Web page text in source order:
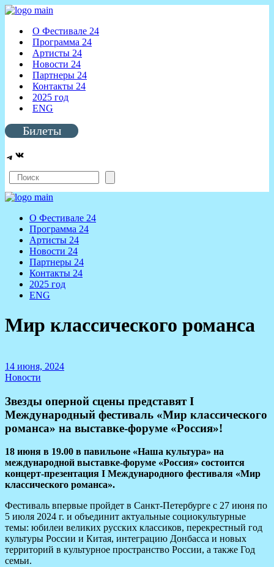
О Фестивале 24
Программа 24
Артисты 24
Новости 24
Партнеры 24
Контакты 24
2025 год
ENG
Билеты
Telegram
ВКонтакте
Поиск
О Фестивале 24
Программа 24
Артисты 24
Новости 24
Партнеры 24
Контакты 24
2025 год
ENG
Мир классического романса
14 июня, 2024
Новости
Звезды оперной сцены представят I
Международный фестиваль «Мир классического
романса» на выставке-форуме «Россия»!
18 июня в 19.00 в павильоне «Наша культура» на
международной выставке-форуме «Россия» состоится
концерт-презентация I Международного фестиваля «Мир
классического романса».
Фестиваль впервые пройдет в Санкт-Петербурге с 27 июня по
5 июля 2024 г. и объединит актуальные социокультурные
темы: юбилеи великих русских классиков, перекрестный год
культуры России и Китая, интеграцию Донбасса и новых
территорий в культурное пространство России, а также Год
семьи.